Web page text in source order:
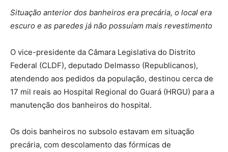
Situação anterior dos banheiros era precária, o local era
escuro e as paredes já não possuíam mais revestimento
O vice-presidente da Câmara Legislativa do Distrito
Federal (CLDF), deputado Delmasso (Republicanos),
atendendo aos pedidos da população, destinou cerca de
17 mil reais ao Hospital Regional do Guará (HRGU) para a
manutenção dos banheiros do hospital.
Os dois banheiros no subsolo estavam em situação
precária, com descolamento das fórmicas de